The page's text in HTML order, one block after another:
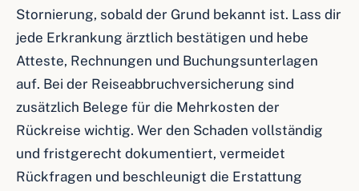
Stornierung, sobald der Grund bekannt ist. Lass dir
jede Erkrankung ärztlich bestätigen und hebe
Atteste, Rechnungen und Buchungsunterlagen
auf. Bei der Reiseabbruchversicherung sind
zusätzlich Belege für die Mehrkosten der
Rückreise wichtig. Wer den Schaden vollständig
und fristgerecht dokumentiert, vermeidet
Rückfragen und beschleunigt die Erstattung